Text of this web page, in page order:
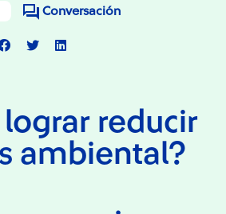
Conversación
reducir
ambiental?